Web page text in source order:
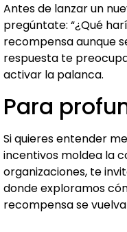
Antes de lanzar un
pregúntate: “¿Qué
recompensa aunque
respuesta te
activar la palanca.
Para
Si quieres entender
incentivos moldea la
organizaciones, te
donde exploramos
recompensa se